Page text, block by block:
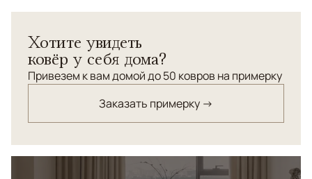
Афганский ковер.</br>Шерсть высшей категории.
происхождения.</br> Высокая узелковая плотность.
Хотите увидеть
ковёр у себя дома?
Привезем к вам домой до 50 ковров на примерку
Заказать примерку →